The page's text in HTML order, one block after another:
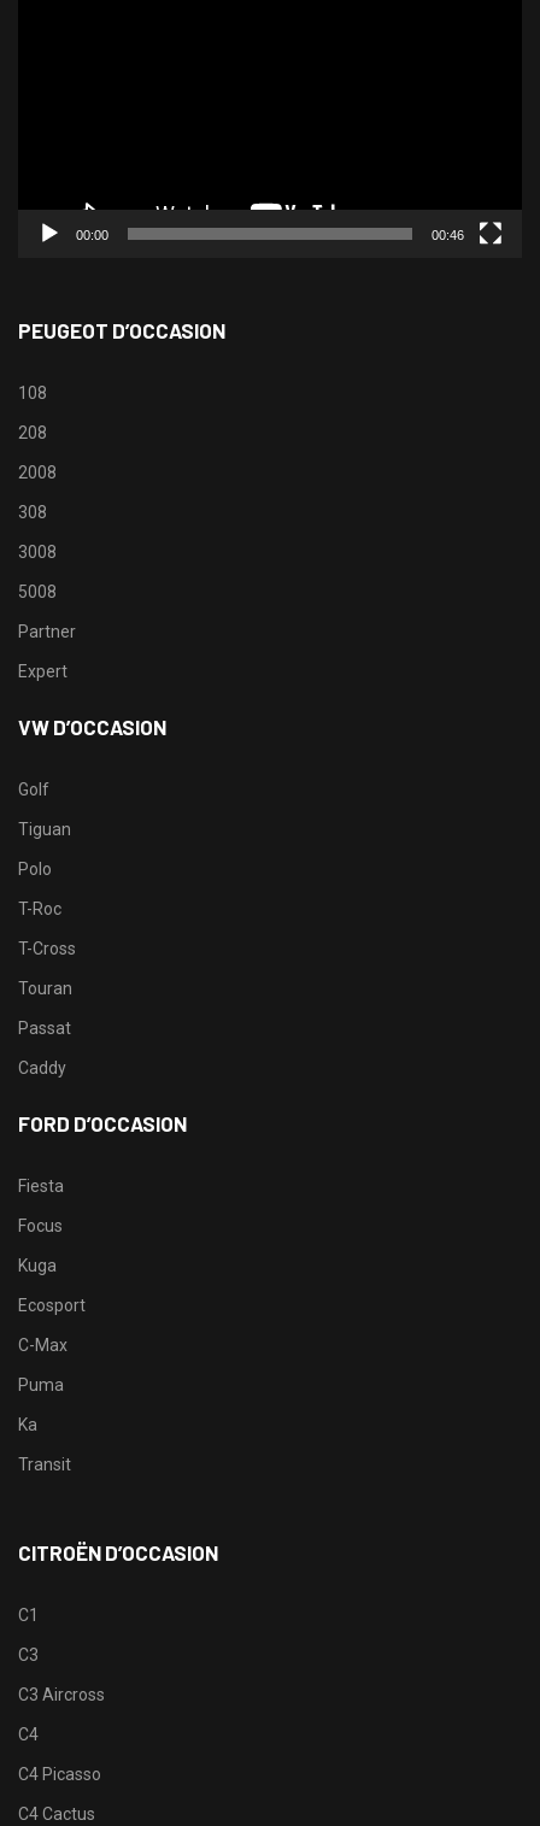
00:00 00:46
PEUGEOT D’OCCASION
108
208
2008
308
3008
5008
Partner
Expert
VW D’OCCASION
Golf
Tiguan
Polo
T-Roc
T-Cross
Touran
Passat
Caddy
FORD D’OCCASION
Fiesta
Focus
Kuga
Ecosport
C-Max
Puma
Ka
Transit
CITROËN D’OCCASION
C1
C3
C3 Aircross
C4
C4 Picasso
C4 Cactus